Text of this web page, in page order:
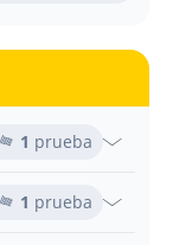
1 prueba
1 prueba